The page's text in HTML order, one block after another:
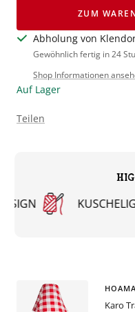
ZUM
Abholung von
Gewöhnlich fertig in 24
Shop Informationen
Auf Lager
Teilen
Karo